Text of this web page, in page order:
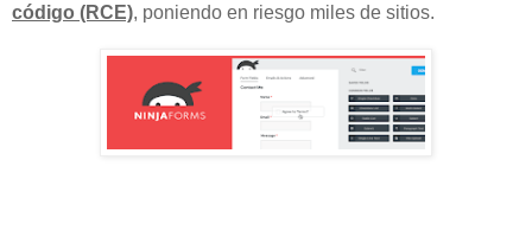
código (RCE), poniendo en riesgo miles de sitios.